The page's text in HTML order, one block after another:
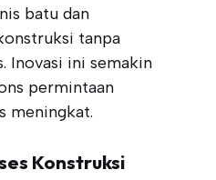
batu dan
tanpa
Inovasi ini semakin
permintaan
meningkat.
Konstruksi